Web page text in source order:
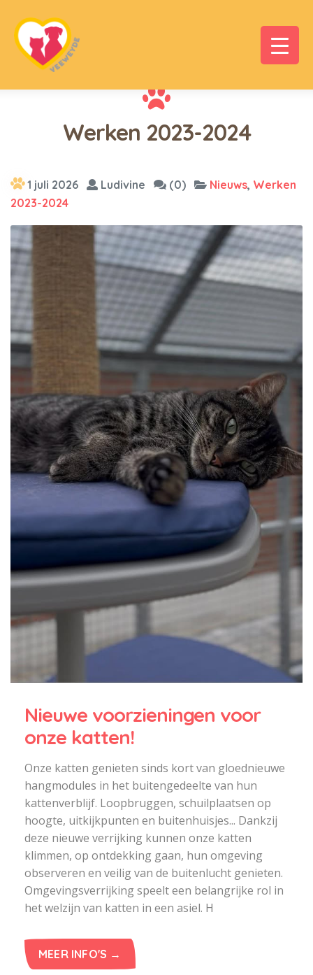
Werken 2023-2024
1 juli 2026 Ludivine (0) Nieuws, Werken
2023-2024
Nieuwe voorzieningen voor
onze katten!
Onze katten genieten sinds kort van gloednieuwe
hangmodules in het buitengedeelte van hun
kattenverblijf. Loopbruggen, schuilplaatsen op
hoogte, uitkijkpunten en buitenhuisjes... Dankzij
deze nieuwe verrijking kunnen onze katten
klimmen, op ontdekking gaan, hun omgeving
observeren en veilig van de buitenlucht genieten.
Omgevingsverrijking speelt een belangrijke rol in
het welzijn van katten in een asiel. H
MEER INFO'S →